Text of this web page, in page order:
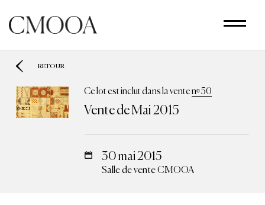
contenu
principal
RETOUR
Ce lot est inclut dans la ventenᵒ 50
Vente de Mai 2015
30 mai 2015
Salle de vente CMOOA